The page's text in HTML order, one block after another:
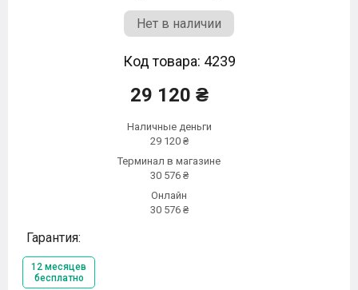
Нет в наличии
Код товара: 4239
29 120 ₴
Наличные деньги
29 120 ₴
Терминал в магазине
30 576 ₴
Онлайн
30 576 ₴
Гарантия:
12 месяцев
бесплатно